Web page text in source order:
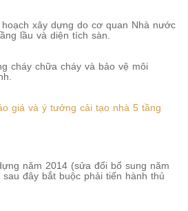
xây dựng do cơ quan Nhà nước
lầu và diện tích sàn.
cháy chữa cháy và bảo vệ môi
giá và ý tưởng cải tạo nhà 5 tầng
năm 2014 (sửa đổi bổ sung năm
đây bắt buộc phải tiến hành thủ